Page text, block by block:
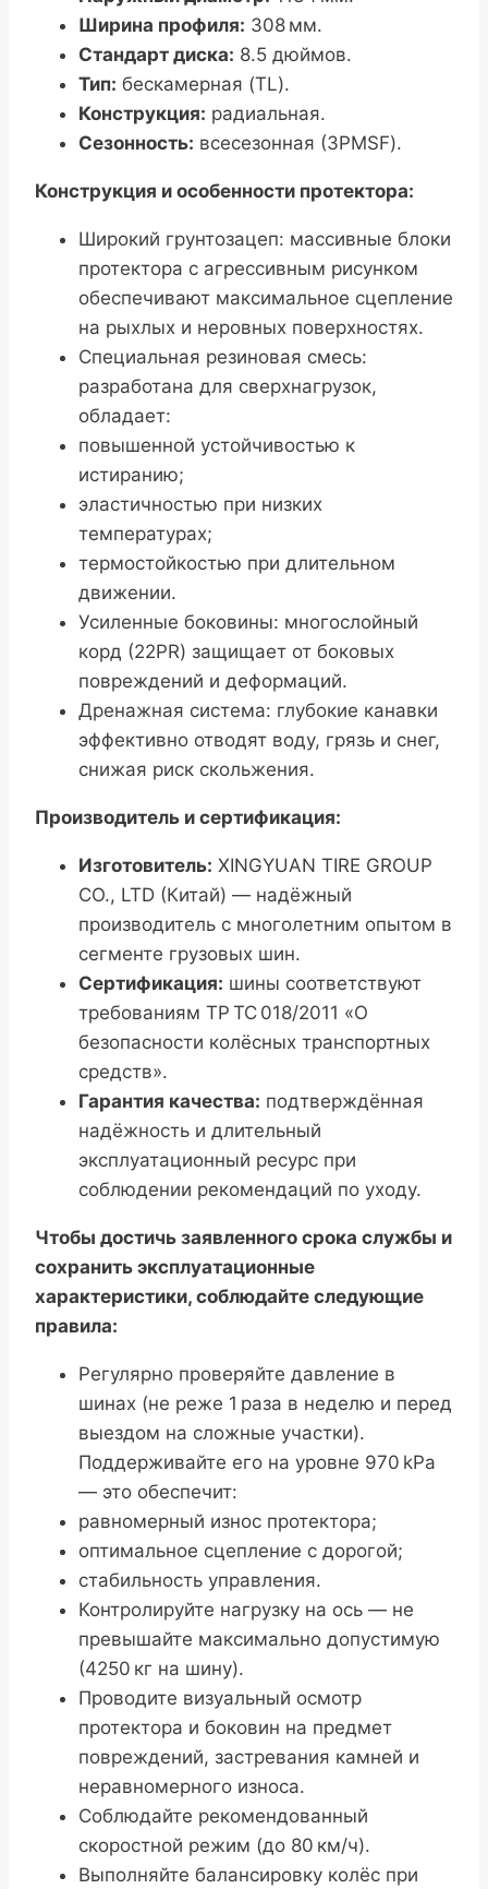
Ширина профиля: 308 мм.
Стандарт диска: 8.5 дюймов.
Тип: бескамерная (TL).
Конструкция: радиальная.
Сезонность: всесезонная (3PMSF).
Конструкция и особенности протектора:
Широкий грунтозацеп: массивные блоки
протектора с агрессивным рисунком
обеспечивают максимальное сцепление
на рыхлых и неровных поверхностях.
Специальная резиновая смесь:
разработана для сверхнагрузок,
обладает:
повышенной устойчивостью к
истиранию;
эластичностью при низких
температурах;
термостойкостью при длительном
движении.
Усиленные боковины: многослойный
корд (22PR) защищает от боковых
повреждений и деформаций.
Дренажная система: глубокие канавки
эффективно отводят воду, грязь и снег,
снижая риск скольжения.
Производитель и сертификация:
Изготовитель: XINGYUAN TIRE GROUP
CO., LTD (Китай) — надёжный
производитель с многолетним опытом в
сегменте грузовых шин.
Сертификация: шины соответствуют
требованиям ТР ТС 018/2011 «О
безопасности колёсных транспортных
средств».
Гарантия качества: подтверждённая
надёжность и длительный
эксплуатационный ресурс при
соблюдении рекомендаций по уходу.
Чтобы достичь заявленного срока службы и
сохранить эксплуатационные
характеристики, соблюдайте следующие
правила:
Регулярно проверяйте давление в
шинах (не реже 1 раза в неделю и перед
выездом на сложные участки).
Поддерживайте его на уровне 970 kPa
— это обеспечит:
равномерный износ протектора;
оптимальное сцепление с дорогой;
стабильность управления.
Контролируйте нагрузку на ось — не
превышайте максимально допустимую
(4250 кг на шину).
Проводите визуальный осмотр
протектора и боковин на предмет
повреждений, застревания камней и
неравномерного износа.
Соблюдайте рекомендованный
скоростной режим (до 80 км/ч).
Выполняйте балансировку колёс при